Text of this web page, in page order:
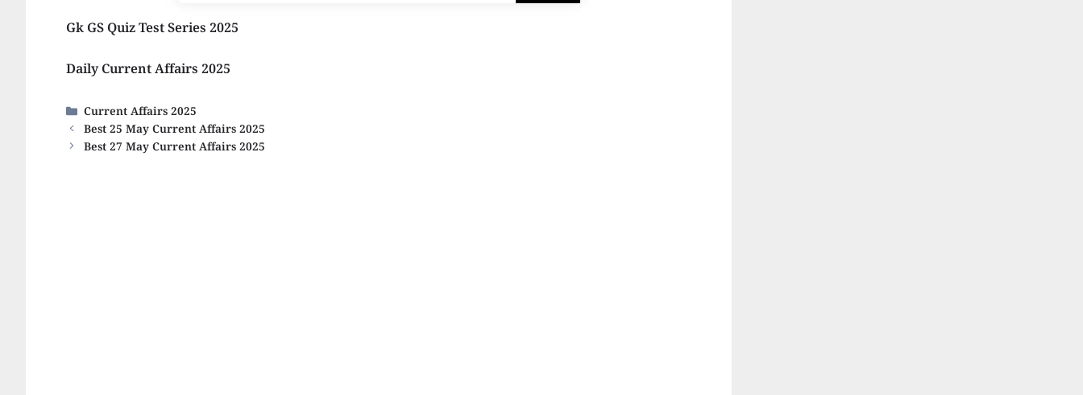
Gk GS Quiz Test Series 2025
Daily Current Affairs 2025
Categories
Current Affairs 2025
Best 25 May Current Affairs 2025
Best 27 May Current Affairs 2025